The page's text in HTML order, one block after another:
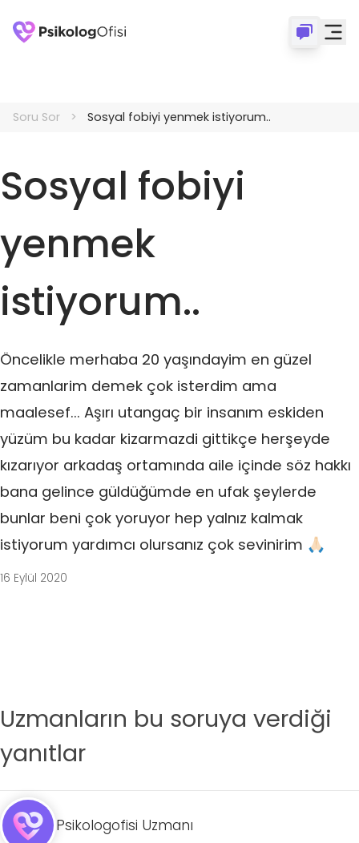
Soru Sor Sosyal fobiyi yenmek istiyorum..
Sosyal fobiyi
yenmek
istiyorum..
Öncelikle merhaba 20 yaşındayim en güzel
zamanlarim demek çok isterdim ama
maalesef... Aşırı utangaç bir insanım eskiden
yüzüm bu kadar kizarmazdi gittikçe herşeyde
kızarıyor arkadaş ortamında aile içinde söz hakkı
bana gelince güldüğümde en ufak şeylerde
bunlar beni çok yoruyor hep yalnız kalmak
istiyorum yardımcı olursanız çok sevinirim 🙏🏻
16 Eylül 2020
Uzmanların bu soruya verdiği
yanıtlar
Psikologofisi Uzmanı